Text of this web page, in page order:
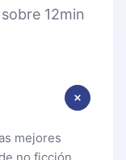
12min
mejores